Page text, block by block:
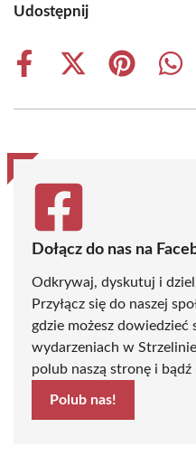
Udostępnij
Share
Share
(Twitter)
Share
Dołącz do nas na
Odkrywaj, dyskutuj i
Przyłącz się do naszej
gdzie możesz
wydarzeniach w
polub naszą stronę i bądź
Polub nas!